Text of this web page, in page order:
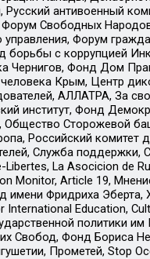
антивоенный
Свободных
Форум
борьбы с коррупцией
Чернигов, Фонд Дом
Крым, Центр
АЛЛАТРА, За
институт, Фонд
Общество Сторожевой
Российский комитет
Служба поддержки,
La Asocicion de
Monitor, Article 19,
имени Фридриха Эберта,
Education,
политики им
Свобод, Фонд Бориса
Прометей, Stop